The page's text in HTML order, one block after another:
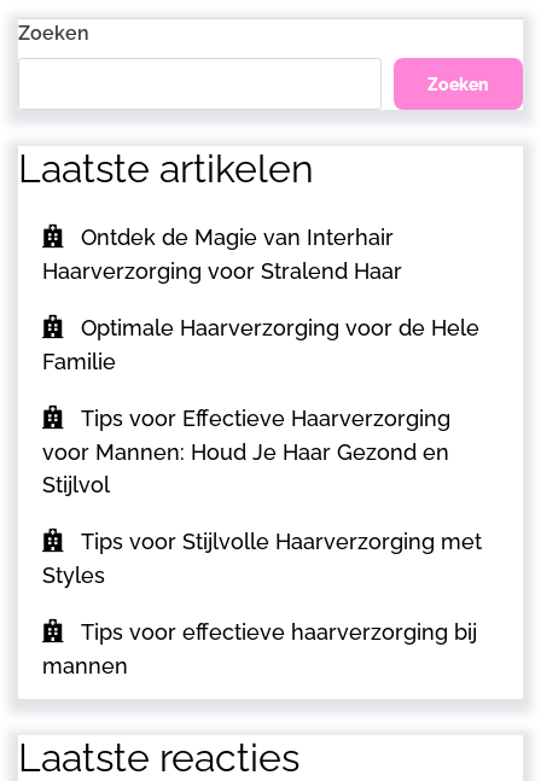
Bericht
Zoeken
Zoeken
Laatste artikelen
Ontdek de Magie van Interhair
Haarverzorging voor Stralend Haar
Optimale Haarverzorging voor de Hele
Familie
Tips voor Effectieve Haarverzorging
voor Mannen: Houd Je Haar Gezond en
Stijlvol
Tips voor Stijlvolle Haarverzorging met
Styles
Tips voor effectieve haarverzorging bij
mannen
Laatste reacties